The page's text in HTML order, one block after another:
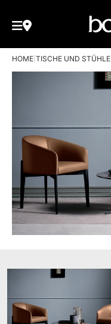
HOME TISCHE UND STÜHLE